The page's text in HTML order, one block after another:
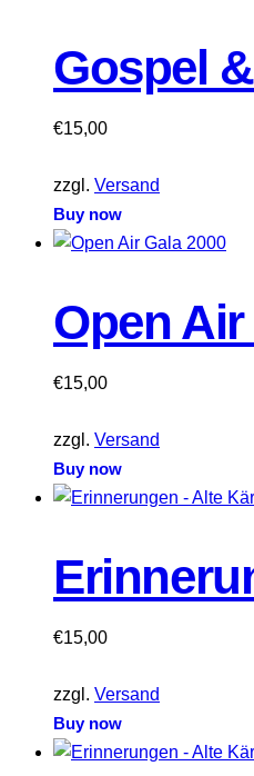
Gospel
€15,00
zzgl. Versand
Buy now
Open Air
€15,00
zzgl. Versand
Buy now
€15,00
zzgl. Versand
Buy now